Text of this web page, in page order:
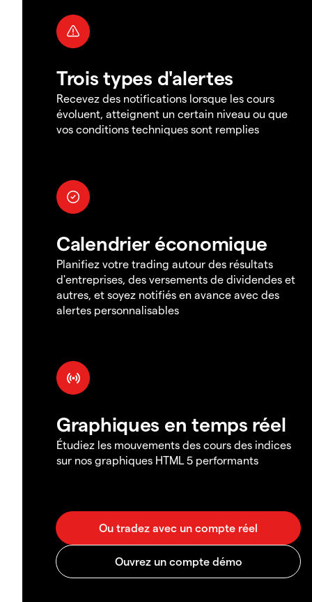
Trois types d'alertes
Recevez des notifications lorsque les cours
évoluent, atteignent un certain niveau ou que
vos conditions techniques sont remplies
Calendrier économique
Planifiez votre trading autour des résultats
d'entreprises, des versements de dividendes et
autres, et soyez notifiés en avance avec des
alertes personnalisables
Graphiques en temps réel
Étudiez les mouvements des cours des indices
sur nos graphiques HTML 5 performants